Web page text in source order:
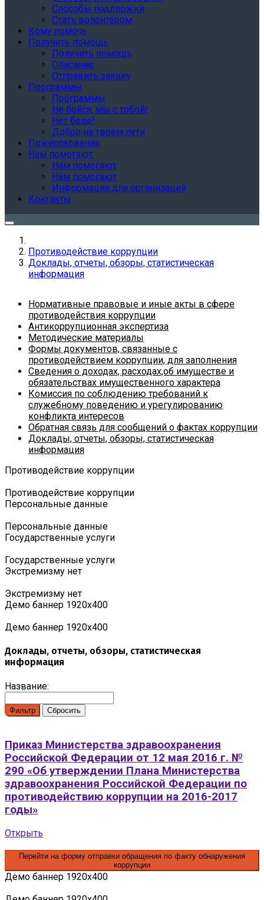
Способы поддержки
Стать волонтёром
Кому помочь
Получить помощь
Получить помощь
Описание
Отправить заявку
Программы
Программы
Не бойся, мы с тобой!
Нет беде!
Добро на твоем пути
Пожертвования
Нам помогают
Нам помогают
Нам помогают
Информация для организаций
Контакты
Противодействие коррупции
Доклады, отчеты, обзоры, статистическая
информация
Нормативные правовые и иные акты в сфере
противодействия коррупции
Антикоррупционная экспертиза
Методические материалы
Формы документов, связанные с
противодействием коррупции, для заполнения
Сведения о доходах, расходах,об имуществе и
обязательствах имущественного характера
Комиссия по соблюдению требований к
служебному поведению и урегулированию
конфликта интересов
Обратная связь для сообщений о фактах коррупции
Доклады, отчеты, обзоры, статистическая
информация
Противодействие коррупции
Противодействие коррупции
Персональные данные
Персональные данные
Государственные услуги
Государственные услуги
Экстремизму нет
Экстремизму нет
Демо баннер 1920х400
Демо баннер 1920х400
Доклады, отчеты, обзоры, статистическая
информация
Название:
Приказ Министерства здравоохранения
Российской Федерации от 12 мая 2016 г. №
290 «Об утверждении Плана Министерства
здравоохранения Российской Федерации по
противодействию коррупции на 2016-2017
годы»
Открыть
Перейти на форму отправки обращения по факту обнаружения
коррупции
Демо баннер 1920х400